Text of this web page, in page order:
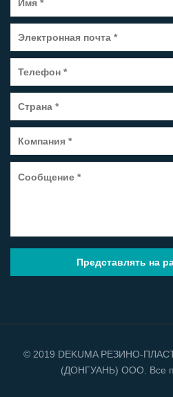
© 2019 DEKUMA РЕЗИНО-
(ДОНГУАНЬ) ООО. Все